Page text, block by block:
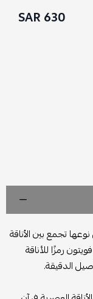
630 SAR
تجمع بين الأناقة
رمزًا للأناقة
الدقيقة.